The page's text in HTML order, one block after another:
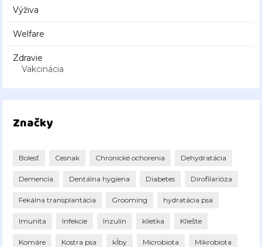
Výživa
Welfare
Zdravie
Vakcinácia
Značky
Bolesť Cesnak Chronické ochorenia Dehydratácia
Demencia Dentálna hygiena Diabetes Dirofilarióza
Fekálna transplantácia Grooming hydratácia psa
Imunita Infekcie Inzulín klietka Kliešte
Komáre Kostra psa kĺby Microbiota Mikrobiota